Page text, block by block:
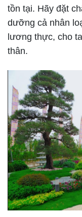
tồn tại. Hãy đặt
dưỡng cả nhân
lương thực, cho
thân.